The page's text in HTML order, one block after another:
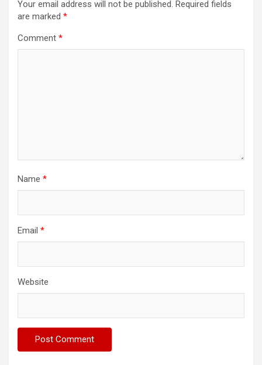
Your email address will not be published. Required fields
are marked *
Comment *
Name *
Email *
Website